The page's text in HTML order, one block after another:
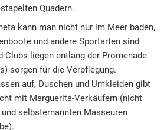
Quadern.
kann man nicht nur im Meer baden,
und andere Sportarten sind
Clubs liegen entlang der Promenade
sorgen für die Verpflegung.
auf, Duschen und Umkleiden gibt
mit Marguerita-Verkäufern (nicht
selbsternannten Masseuren